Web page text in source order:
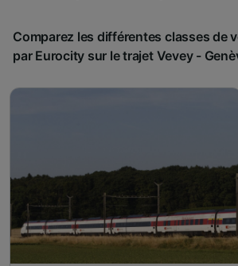
Comparez les différentes classes de
par Eurocity sur le trajet Vevey -